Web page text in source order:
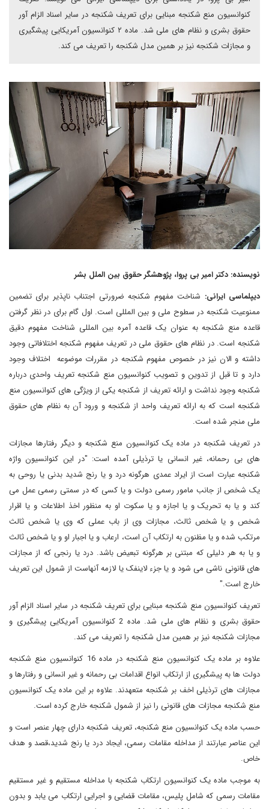
کنوانسیون منع شکنجه مبنایی برای تعریف شکنجه در سایر اسناد الزام آور
حقوق بشری و نظام های ملی شد. ماده ۲ کنوانسیون آمریکایی پیشگیری
و مجازات شکنجه نیز بر همین مدل شکنجه را تعریف می کند.
نویسنده: دکتر امیر بی پروا، پژوهشگر حقوق بین الملل بشر
دیپلماسی ایرانی: شناخت مفهوم شکنجه ضرورتی اجتناب ناپذیر برای تضمین
ممنوعیت شکنجه در سطوح ملی و بین المللی است. اول گام برای در نظر گرفتن
قاعده منع شکنجه به عنوان یک قاعده آمره بین المللی شناخت مفهوم دقیق
شکنجه است. در نظام های حقوق ملی در تعریف مفهوم شکنجه اختلافاتی وجود
داشته و الان نیز در خصوص مفهوم شکنجه در مقررات موضوعه اختلاف وجود
دارد و تا قبل از تدوین و تصویب کنوانسیون منع شکنجه تعریف واحدی درباره
شکنجه وجود نداشت و ارائه تعریف از شکنجه یکی از ویژگی های کنوانسیون منع
شکنجه است که به ارائه تعریف واحد از شکنجه و ورود آن به نظام های حقوق
ملی منجر شده است.
در تعریف شکنجه در ماده یک کنوانسیون منع شکنجه و دیگر رفتارها مجازات
های بی رحمانه، غیر انسانی یا ترذیلی آمده است: "در این کنوانسیون واژه
شکنجه عبارت است از ایراد عمدی هرگونه درد و یا رنج شدید بدنی یا روحی به
یک شخص از جانب مامور رسمی دولت و یا کسی که در سمتی رسمی عمل می
کند و یا به تحریک و یا اجازه و یا سکوت او به منظور اخذ اطلاعات و یا اقرار
شخص و یا شخص ثالث، مجازات وی از باب عملی که وی یا شخص ثالث
مرتکب شده و یا مظنون به ارتکاب آن است، ارعاب و یا اجبار او و یا شخص ثالث
و یا به هر دلیلی که مبتنی بر هرگونه تبعیض باشد. درد یا رنجی که از مجازات
های قانونی ناشی می شود و یا جزء لاینفک یا لازمه آنهاست از شمول این تعریف
خارج است."
تعریف کنوانسیون منع شکنجه مبنایی برای تعریف شکنجه در سایر اسناد الزام آور
حقوق بشری و نظام های ملی شد. ماده 2 کنوانسیون آمریکایی پیشگیری و
مجازات شکنجه نیز بر همین مدل شکنجه را تعریف می کند.
علاوه بر ماده یک کنوانسیون منع شکنجه در ماده 16 کنوانسیون منع شکنجه
دولت ها به پیشگیری از ارتکاب انواع اقدامات بی رحمانه و غیر انسانی و رفتارها و
مجازات های ترذیلی اخف بر شکنجه متعهدند. علاوه بر این ماده یک کنوانسیون
منع شکنجه مجازات های قانونی را نیز از شمول شکنجه خارج کرده است.
حسب ماده یک کنوانسیون منع شکنجه، تعریف شکنجه دارای چهار عنصر است و
این عناصر عبارتند از مداخله مقامات رسمی، ایجاد درد یا رنج شدید،قصد و هدف
خاص.
به موجب ماده یک کنوانسیون ارتکاب شکنجه با مداخله مستقیم و غیر مستقیم
مقامات رسمی که شامل پلیس، مقامات قضایی و اجرایی ارتکاب می یابد و بدون